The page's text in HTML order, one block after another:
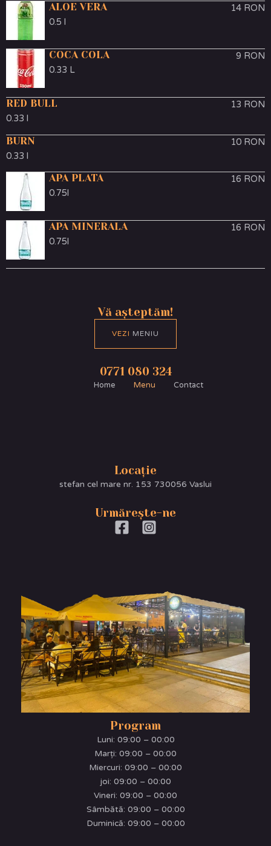
ALOE VERA
14 RON
0.5 l
COCA COLA
9 RON
0.33 L
RED BULL
13 RON
0.33 l
BURN
10 RON
0.33 l
APA PLATA
16 RON
0.75l
APA MINERALA
16 RON
0.75l
Vă așteptăm!
VEZI MENIU
0771 080 324
Home Menu Contact
Locație
stefan cel mare nr. 153 730056 Vaslui
Urmărește-ne
Program
Luni: 09:00 – 00:00
Marţi: 09:00 – 00:00
Miercuri: 09:00 – 00:00
joi: 09:00 – 00:00
Vineri: 09:00 – 00:00
Sâmbătă: 09:00 – 00:00
Duminică: 09:00 – 00:00